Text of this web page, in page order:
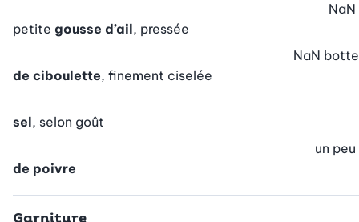
petite gousse d’ail, pressée
NaN
de ciboulette, finement ciselée
NaN botte
sel, selon goût
de poivre
un peu